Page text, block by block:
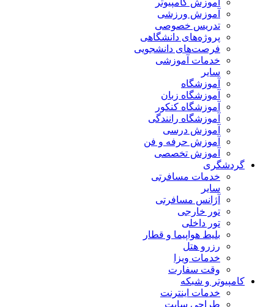
آموزش کامپیوتر
آموزش ورزشی
تدریس خصوصی
پروژه‌های دانشگاهی
فرصت‌های دانشجویی
خدمات آموزشی
سایر
آموزشگاه
آموزشگاه زبان
آموزشگاه کنکور
آموزشگاه رانندگی
آموزش درسی
آموزش حرفه و فن
آموزش تخصصی
گردشگری
خدمات مسافرتی
سایر
آژانس مسافرتی
تور خارجی
تور داخلی
بلیط هواپیما و قطار
رزرو هتل
خدمات ویزا
وقت سفارت
کامپیوتر و شبکه
خدمات اینترنت
طراحی سایت